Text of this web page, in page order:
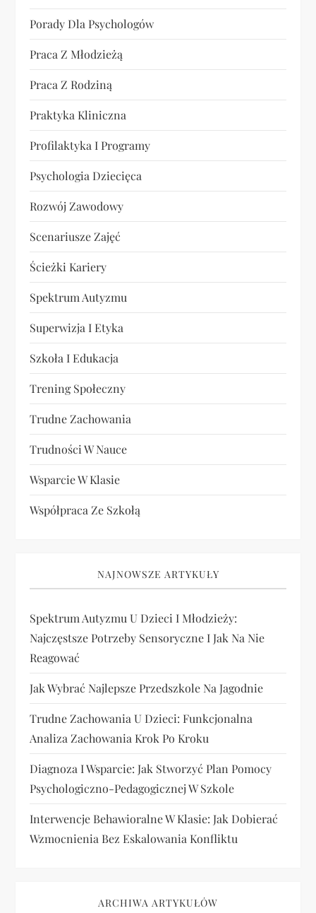
Porady Dla Psychologów
Praca Z Młodzieżą
Praca Z Rodziną
Praktyka Kliniczna
Profilaktyka I Programy
Psychologia Dziecięca
Rozwój Zawodowy
Scenariusze Zajęć
Ścieżki Kariery
Spektrum Autyzmu
Superwizja I Etyka
Szkoła I Edukacja
Trening Społeczny
Trudne Zachowania
Trudności W Nauce
Wsparcie W Klasie
Współpraca Ze Szkołą
NAJNOWSZE ARTYKUŁY
Spektrum Autyzmu U Dzieci I Młodzieży:
Najczęstsze Potrzeby Sensoryczne I Jak Na Nie
Reagować
Jak Wybrać Najlepsze Przedszkole Na Jagodnie
Trudne Zachowania U Dzieci: Funkcjonalna
Analiza Zachowania Krok Po Kroku
Diagnoza I Wsparcie: Jak Stworzyć Plan Pomocy
Psychologiczno-Pedagogicznej W Szkole
Interwencje Behawioralne W Klasie: Jak Dobierać
Wzmocnienia Bez Eskalowania Konfliktu
ARCHIWA ARTYKUŁÓW